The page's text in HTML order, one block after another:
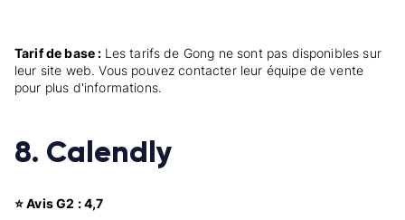
Tarif de base : Les tarifs de Gong ne sont pas disponibles sur
leur site web. Vous pouvez contacter leur équipe de vente
pour plus d'informations.
8. Calendly
⭐ Avis G2 : 4,7